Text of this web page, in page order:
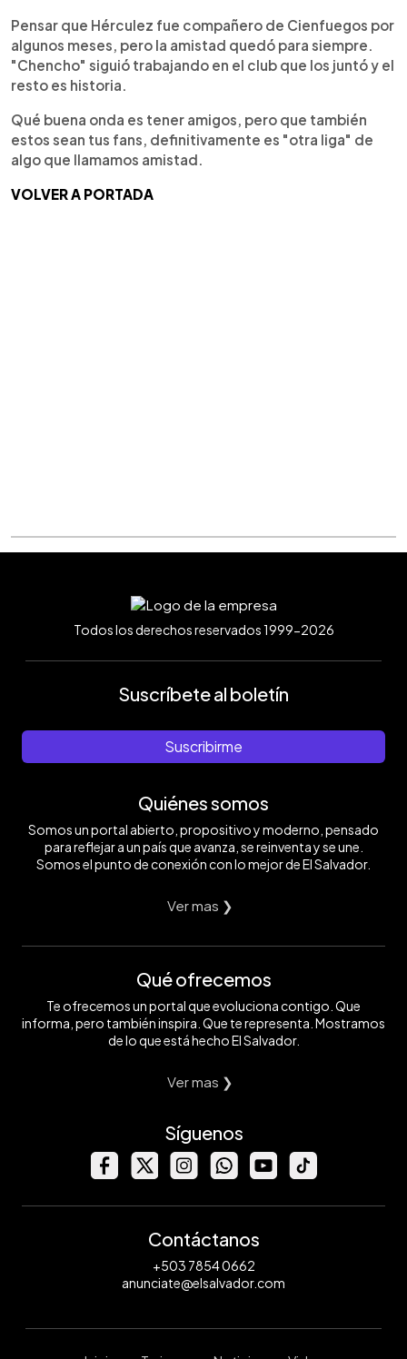
Pensar que Hérculez fue compañero de Cienfuegos por
algunos meses, pero la amistad quedó para siempre.
"Chencho" siguió trabajando en el club que los juntó y el
resto es historia.
Qué buena onda es tener amigos, pero que también
estos sean tus fans, definitivamente es "otra liga" de
algo que llamamos amistad.
VOLVER A PORTADA
Todos los derechos reservados 1999-2026
Suscríbete al boletín
Suscribirme
Quiénes somos
Somos un portal abierto, propositivo y moderno, pensado
para reflejar a un país que avanza, se reinventa y se une.
Somos el punto de conexión con lo mejor de El Salvador.
Ver mas ❯
Qué ofrecemos
Te ofrecemos un portal que evoluciona contigo. Que
informa, pero también inspira. Que te representa. Mostramos
de lo que está hecho El Salvador.
Ver mas ❯
Síguenos
Contáctanos
+503 7854 0662
anunciate@elsalvador.com